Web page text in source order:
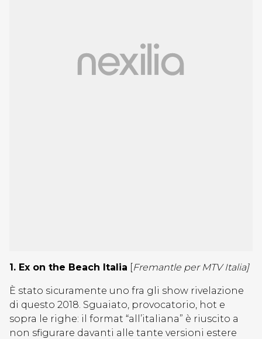
1. Ex on the Beach Italia [Fremantle per MTV Italia]
È stato sicuramente uno fra gli show rivelazione
di questo 2018. Sguaiato, provocatorio, hot e
sopra le righe: il format “all’italiana” è riuscito a
non sfigurare davanti alle tante versioni estere